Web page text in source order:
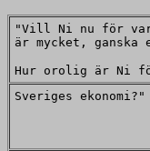
"Vill Ni nu för
är mycket,
Hur orolig är Ni
Sveriges ekonomi?"